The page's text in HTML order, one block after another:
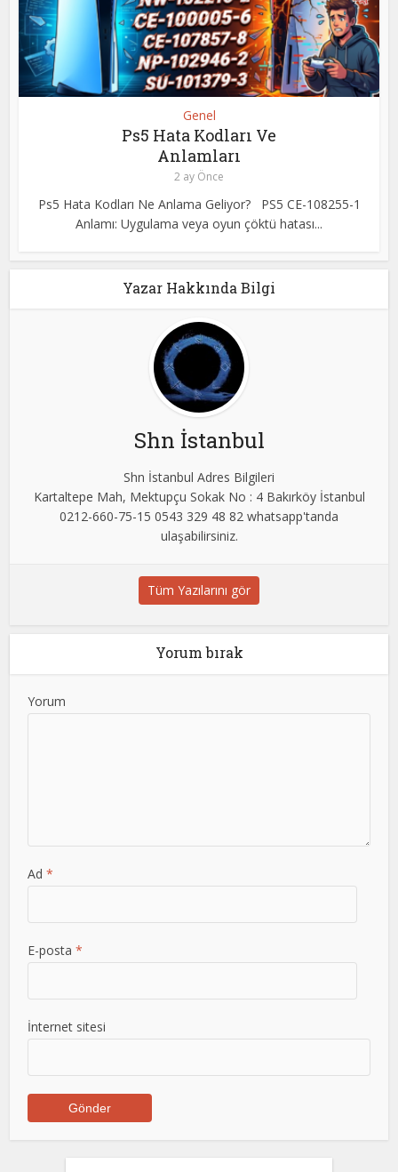
Genel
Ps5 Hata Kodları Ve
Anlamları
2 ay Önce
Ps5 Hata Kodları Ne Anlama Geliyor? PS5 CE-108255-1
Anlamı: Uygulama veya oyun çöktü hatası...
Yazar Hakkında Bilgi
Shn İstanbul
Shn İstanbul Adres Bilgileri
Kartaltepe Mah, Mektupçu Sokak No : 4 Bakırköy İstanbul
0212-660-75-15 0543 329 48 82 whatsapp'tanda
ulaşabilirsiniz.
Tüm Yazılarını gör
Yorum bırak
Yorum
Ad*
E-posta*
İnternet sitesi